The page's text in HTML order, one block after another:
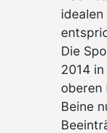
Die
2014
oberen
Beine